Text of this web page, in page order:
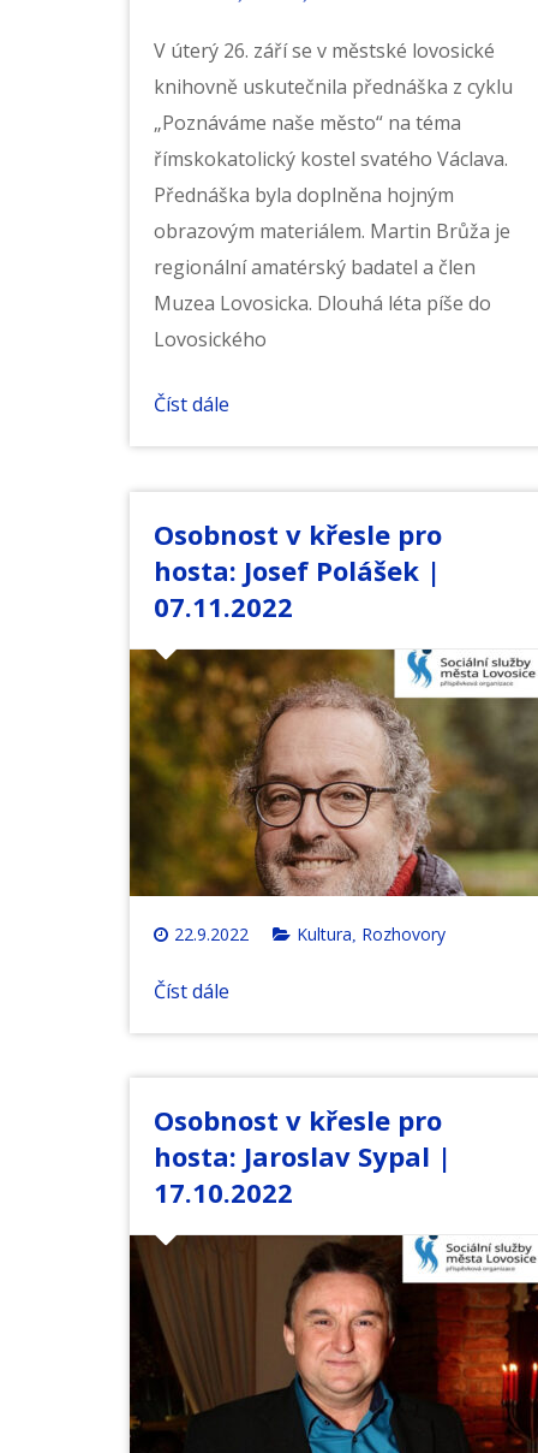
V úterý 26. září se v městské lovosické
knihovně uskutečnila přednáška z cyklu
„Poznáváme naše město“ na téma
římskokatolický kostel svatého Václava.
Přednáška byla doplněna hojným
obrazovým materiálem. Martin Brůža je
regionální amatérský badatel a člen
Muzea Lovosicka. Dlouhá léta píše do
Lovosického
Číst dále
Osobnost v křesle pro
hosta: Josef Polášek |
07.11.2022
22.9.2022 Kultura Rozhovory
Číst dále
Osobnost v křesle pro
hosta: Jaroslav Sypal |
17.10.2022